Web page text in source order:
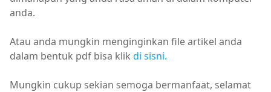
anda.
Atau anda mungkin menginginkan file artikel anda
dalam bentuk pdf bisa klik di sisni.
Mungkin cukup sekian semoga bermanfaat, selamat